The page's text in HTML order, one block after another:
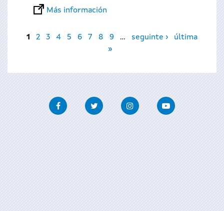
Más información
Páginas
1 2 3 4 5 6 7 8 9 … seguinte ›
última
»
FacebookTwitter InstagramYoutube